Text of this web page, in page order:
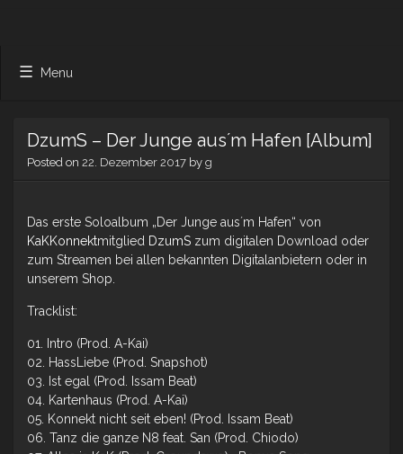
Menu
DzumS – Der Junge aus´m Hafen [Album]
Posted on 22. Dezember 2017 by g
Das erste Soloalbum „Der Junge aus´m Hafen“ von
KaKKonnektmitglied DzumS zum digitalen Download oder
zum Streamen bei allen bekannten Digitalanbietern oder in
unserem Shop.
Tracklist:
01. Intro (Prod. A-Kai)
02. HassLiebe (Prod. Snapshot)
03. Ist egal (Prod. Issam Beat)
04. Kartenhaus (Prod. A-Kai)
05. Konnekt nicht seit eben! (Prod. Issam Beat)
06. Tanz die ganze N8 feat. San (Prod. Chiodo)